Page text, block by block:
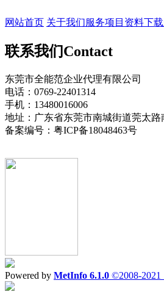
网站首页 关于我们服务项目 资料下载
联系我们Contact
东莞市全能范企业代理有限公司
电话：0769-22401314
手机：13480016006
地址：广东省东莞市南城街道莞太路
备案编号：粤ICP备18048463号
Powered by MetInfo 6.1.0 ©2008-2021